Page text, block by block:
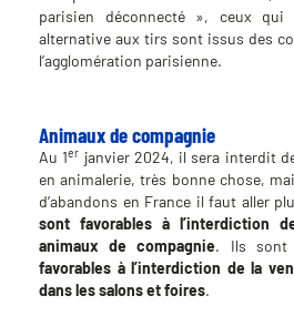
parisien déconnecté », ceux
alternative aux tirs sont issus des
l’agglomération parisienne.
Animaux de compagnie
Au 1er janvier 2024, il sera interdit
en animalerie, très bonne chose,
d’abandons en France il faut aller
sont favorables à l’interdiction
animaux de compagnie. Ils sont
favorables à l’interdiction de la
dans les salons et foires.